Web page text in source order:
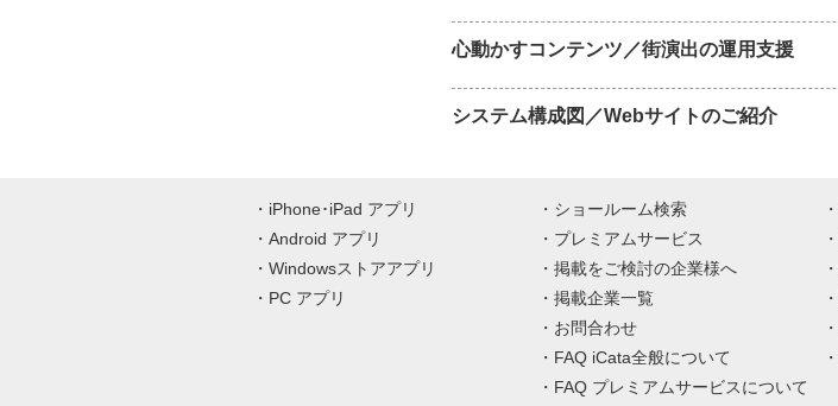
心動かすコンテンツ／街演出の運用支援
システム構成図／Webサイトのご紹介
iPhone･iPad アプリ
Android アプリ
Windowsストアアプリ
PC アプリ
ショールーム検索
プレミアムサービス
掲載をご検討の企業様へ
掲載企業一覧
お問合わせ
FAQ iCata全般について
FAQ プレミアムサービスについて